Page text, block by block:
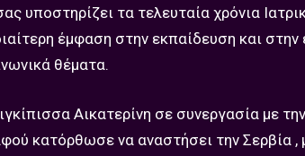
υποστηρίζει τα τελευταία χρόνια
έμφαση στην εκπαίδευση και
θέματα.
Αικατερίνη σε συνεργασία με
κατόρθωσε να αναστήσει την Σερβία